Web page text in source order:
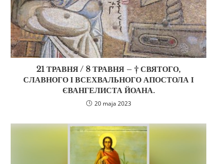
21 ТРАВНЯ / 8 ТРАВНЯ – † СВЯТОГО,
СЛАВНОГО І ВСЕХВАЛЬНОГО АПОСТОЛА І
ЄВАНГЕЛИСТА ЙОАНА.
20 maja 2023